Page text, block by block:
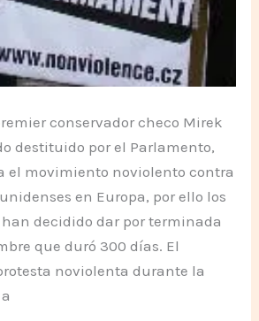
conservador checo Mirek
destituido por el Parlamento,
el movimiento noviolento contra
en Europa, por ello los
decidido dar por terminada
que duró 300 días. El
noviolenta durante la